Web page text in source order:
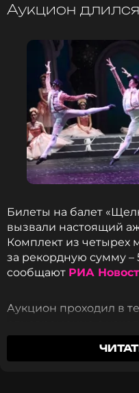
Аукцион
Билеты на балет
вызвали настоящий
Комплект из четырех
за рекордную сумму –
сообщают РИА
Аукцион проходил в
официальном сайте
комплект составляла